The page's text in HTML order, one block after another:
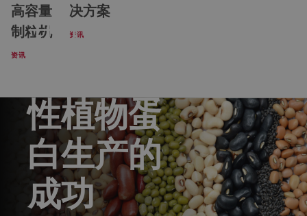
高容量
制粒机
资讯
决方案
资讯
我们助力
性植物蛋
白生产的
成功